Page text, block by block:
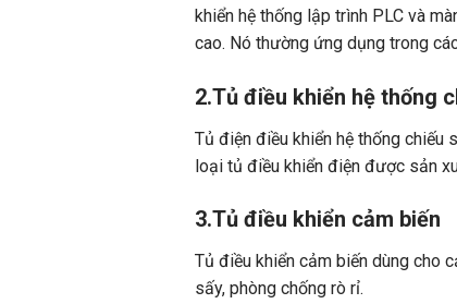
khiển hệ thống lập trình PLC và
cao. Nó thường ứng dụng trong
2.Tủ điều khiển hệ thống
Tủ điện điều khiển hệ thống chiếu
loại tủ điều khiển điện được sản
3.Tủ điều khiển cảm biến
Tủ điều khiển cảm biến dùng cho
sấy, phòng chống rò rỉ.